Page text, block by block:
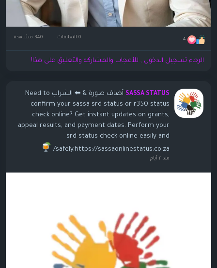
4 0 التعليقات
الرجاء تسجيل الدخول , للأعجاب والمشاركة والتعليق على هذا!
SASSA STATUS أضاف صورة
& ⬅ الشراب Need to
confirm your sassa srd status or r350 status
check online? Get instant updates on grants,
appeal results, and payment dates. Perform your
srd status check online easily and
safely.https://sassaonlinestatus.co.za/
منذ ٢ أيام